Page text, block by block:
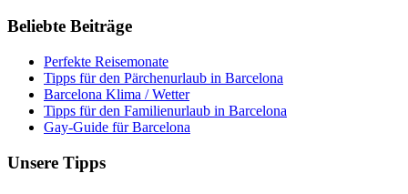
Beliebte Beiträge
Perfekte Reisemonate
Tipps für den Pärchenurlaub in Barcelona
Barcelona Klima / Wetter
Tipps für den Familienurlaub in Barcelona
Gay-Guide für Barcelona
Unsere Tipps